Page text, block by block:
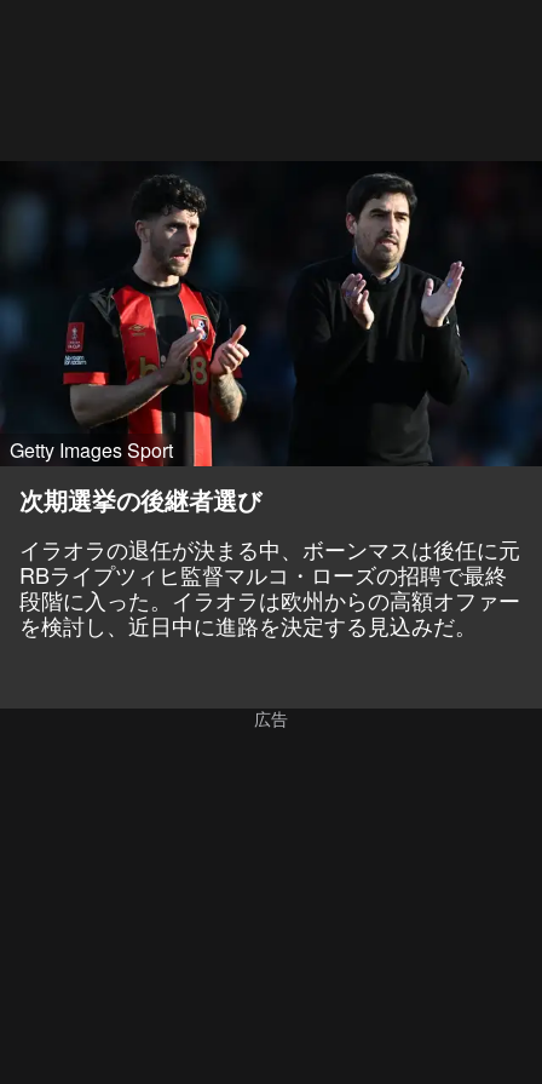
Getty Images Sport
次期選挙の後継者選び
イラオラの退任が決まる中、ボーンマスは後任に元
RBライプツィヒ監督マルコ・ローズの招聘で最終
段階に入った。イラオラは欧州からの高額オファー
を検討し、近日中に進路を決定する見込みだ。